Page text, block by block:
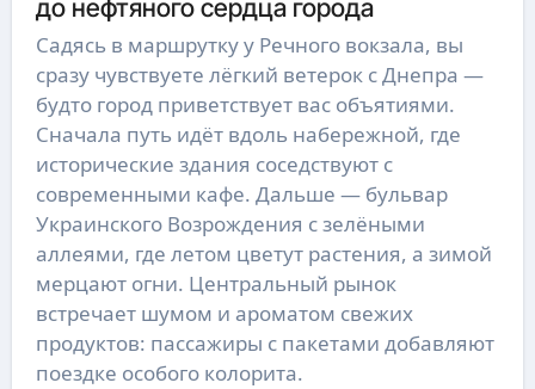
до нефтяного сердца города
Садясь в маршрутку у Речного вокзала, вы
сразу чувствуете лёгкий ветерок с Днепра —
будто город приветствует вас объятиями.
Сначала путь идёт вдоль набережной, где
исторические здания соседствуют с
современными кафе. Дальше — бульвар
Украинского Возрождения с зелёными
аллеями, где летом цветут растения, а зимой
мерцают огни. Центральный рынок
встречает шумом и ароматом свежих
продуктов: пассажиры с пакетами добавляют
поездке особого колорита.